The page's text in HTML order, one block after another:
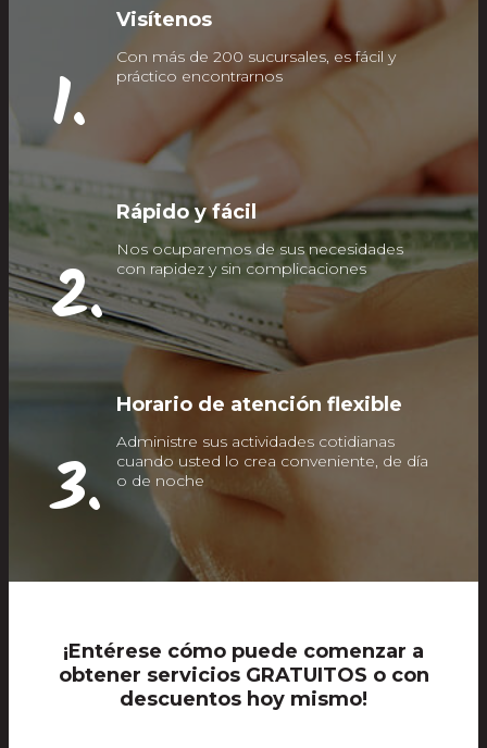
1.
Visítenos
Con más de 200 sucursales, es fácil y
práctico encontrarnos
2.
Rápido y fácil
Nos ocuparemos de sus necesidades
con rapidez y sin complicaciones
3.
Horario de atención flexible
Administre sus actividades cotidianas
cuando usted lo crea conveniente, de día
o de noche
¡Entérese cómo puede comenzar a
obtener servicios GRATUITOS o con
descuentos hoy mismo!